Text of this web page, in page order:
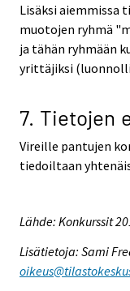
Lisäksi aiemmissa
muotojen ryhmä
ja tähän ryhmään
yrittäjiksi
7. Tietojen
Vireille pantujen
tiedoiltaan
Lähde: Konkurssit
Lisätietoja: Sami